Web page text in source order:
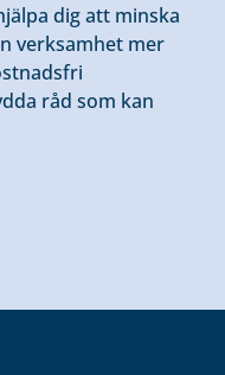
dig att minska
verksamhet mer
råd som kan